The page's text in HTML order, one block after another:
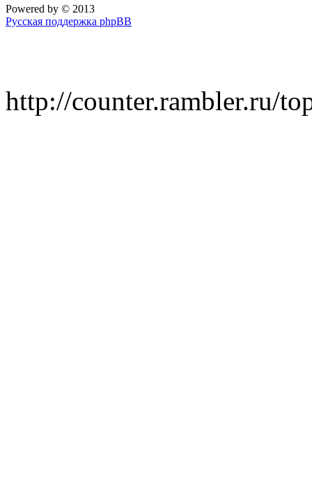
Powered by © 2013
Русская поддержка phpBB
http://counter.rambler.ru/